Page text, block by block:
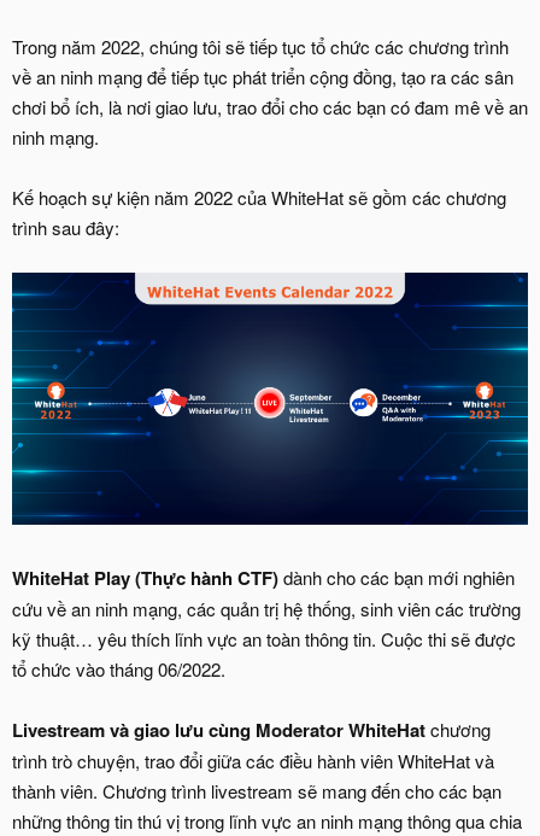
Trong năm 2022, chúng tôi sẽ tiếp tục tổ chức các chương trình
về an ninh mạng để tiếp tục phát triển cộng đồng, tạo ra các sân
chơi bổ ích, là nơi giao lưu, trao đổi cho các bạn có đam mê về an
ninh mạng.
Kế hoạch sự kiện năm 2022 của WhiteHat sẽ gồm các chương
trình sau đây:
WhiteHat Play (Thực hành CTF)dành cho các bạn mới nghiên
cứu về an ninh mạng, các quản trị hệ thống, sinh viên các trường
kỹ thuật… yêu thích lĩnh vực an toàn thông tin. Cuộc thi sẽ được
tổ chức vào tháng 06/2022.
Livestream và giao lưu cùng Moderator WhiteHatchương
trình trò chuyện, trao đổi giữa các điều hành viên WhiteHat và
thành viên. Chương trình livestream sẽ mang đến cho các bạn
những thông tin thú vị trong lĩnh vực an ninh mạng thông qua chia